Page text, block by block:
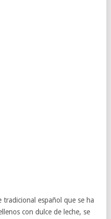
español que se ha
con dulce de leche, se